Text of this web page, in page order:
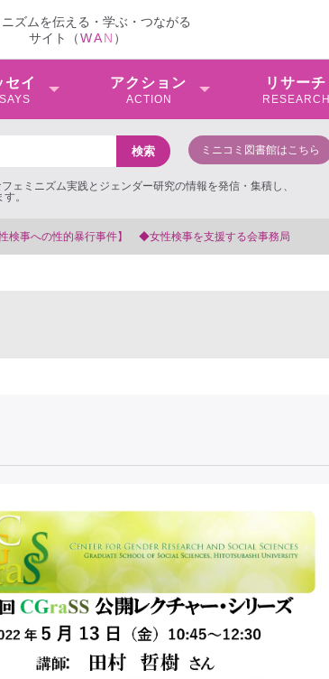
ズムを伝える・学ぶ・つながる
サイト（WAN ）
セイ アクション
ACTION
リサーチ
RESEARCH
ミニコミ図書館はこちら
ミニズム実践とジェンダー研究の情報を発信・集積し、
。
局